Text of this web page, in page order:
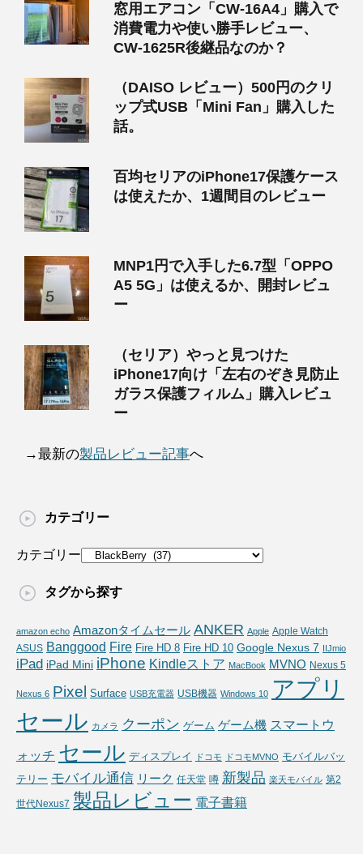
窓用エアコン「CW-16A4」購入で
消費電力や使い勝手レビュー、
CW-1625R後継品なのか？
（DAISO レビュー）500円のクリ
ップ式USB「Mini Fan」購入した
話。
百均セリアのiPhone17保護ケース
は使えたか、1週間目のレビュー
MNP1円で入手した6.7型「OPPO
A5 5G」は使えるか、開封レビュ
ー
（セリア）やっと見つけた
iPhone17向け「左右のぞき見防止
ガラス保護フィルム」購入レビュ
ー
→最新の製品レビュー記事へ
カテゴリー
カテゴリー
タグから探す
amazon echo Amazonタイムセール ANKER Apple Apple Watch
ASUS Banggood Fire Fire HD 8 Fire HD 10 Google Nexus 7 IIJmio
iPad iPad Mini iPhone Kindleストア MacBook MVNO Nexus 5
Nexus 6 Pixel Surface USB充電器 USB機器 Windows 10 アプリ
セール カメラ クーポン ゲーム ゲーム機 スマートウ
ォッチ セール ディスプレイ ドコモ ドコモMVNO モバイルバッ
テリー モバイル通信 リーク 任天堂 噂 新製品 楽天モバイル 第2
世代Nexus7 製品レビュー 電子書籍